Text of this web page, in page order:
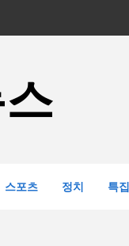
스포츠 정치 특집